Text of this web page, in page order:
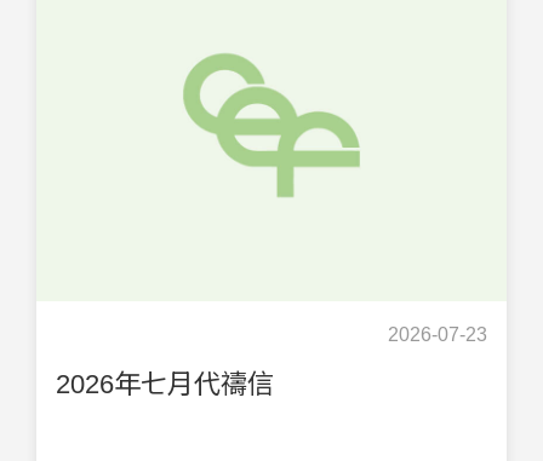
2026-07-23
2026年七月代禱信